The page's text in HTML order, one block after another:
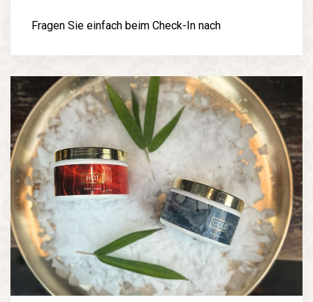
Fragen Sie einfach beim Check-In nach